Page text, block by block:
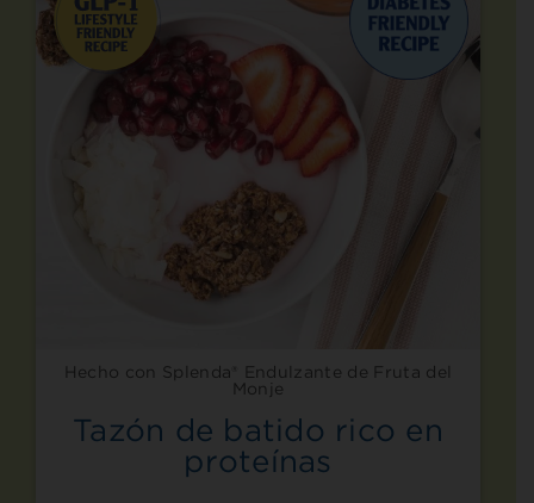
Hecho con Splenda® Endulzante de Fruta del
Monje
Tazón de batido rico en
proteínas